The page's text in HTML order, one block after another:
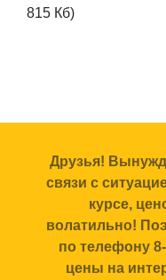
815 Кб)
Друзья!
связи с
курсе,
волатильно!
по телефону
цены на